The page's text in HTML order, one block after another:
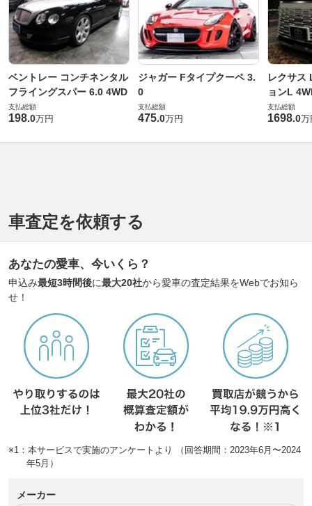
ベントレー コンチネンタル
フライングスパー 6.0 4WD
支払総額
198.0万円
ジャガー Fタイプクーペ 3.
0
支払総額
475.0万円
レクサス
ョンL
支払総額
1698.0万
車査定を依頼する
あなたの愛車、今いくら？
申込み最短3時間後に最大20社から愛車の査定結果をWebでお知ら
せ！
※1：本サービスで実施のアンケートより （回答期間：2023年6月〜2024
年5月）
メーカー